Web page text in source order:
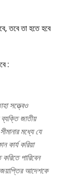
তবে তা হতে হবে
:
সত্ত্বেও
জাতীয়
মধ্যে যে
কার্য করিয়া
পারিবেন
আদেশকে